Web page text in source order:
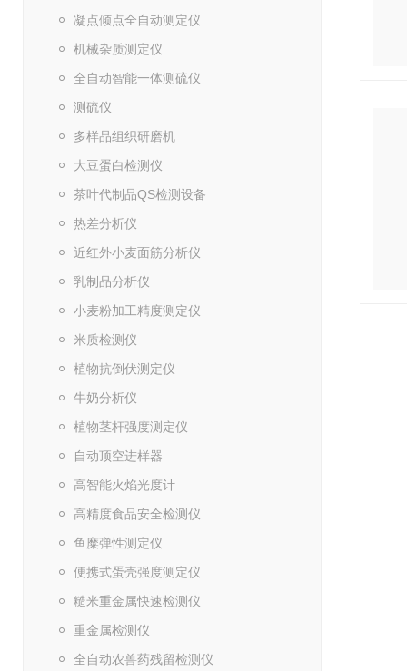
凝点倾点全自动测定仪
机械杂质测定仪
全自动智能一体测硫仪
测硫仪
多样品组织研磨机
大豆蛋白检测仪
茶叶代制品QS检测设备
热差分析仪
近红外小麦面筋分析仪
乳制品分析仪
小麦粉加工精度测定仪
米质检测仪
植物抗倒伏测定仪
牛奶分析仪
植物茎杆强度测定仪
自动顶空进样器
高智能火焰光度计
高精度食品安全检测仪
鱼糜弹性测定仪
便携式蛋壳强度测定仪
糙米重金属快速检测仪
重金属检测仪
全自动农兽药残留检测仪